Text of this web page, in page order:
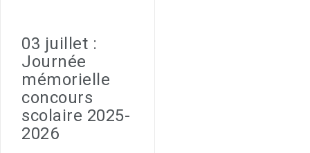
03 juillet :
Journée
mémorielle
concours
scolaire 2025-
2026